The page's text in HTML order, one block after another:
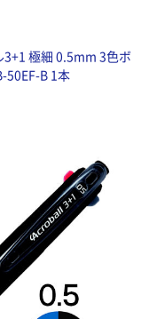
3+1 極細 0.5mm 3色ボ
50EF-B 1本